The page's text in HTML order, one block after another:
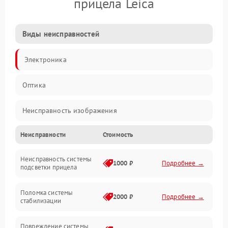
Виды неисправностей
Электроника
Оптика
Неисправность изображения
Механические повреждения
Неисправность фокусировки и оптики
Неисправности Стоимость
Неисправность системы
подсветки прицела
1000 ₽ Подробнее →
Поломка системы
стабилизации
2000 ₽ Подробнее →
Повреждение системы